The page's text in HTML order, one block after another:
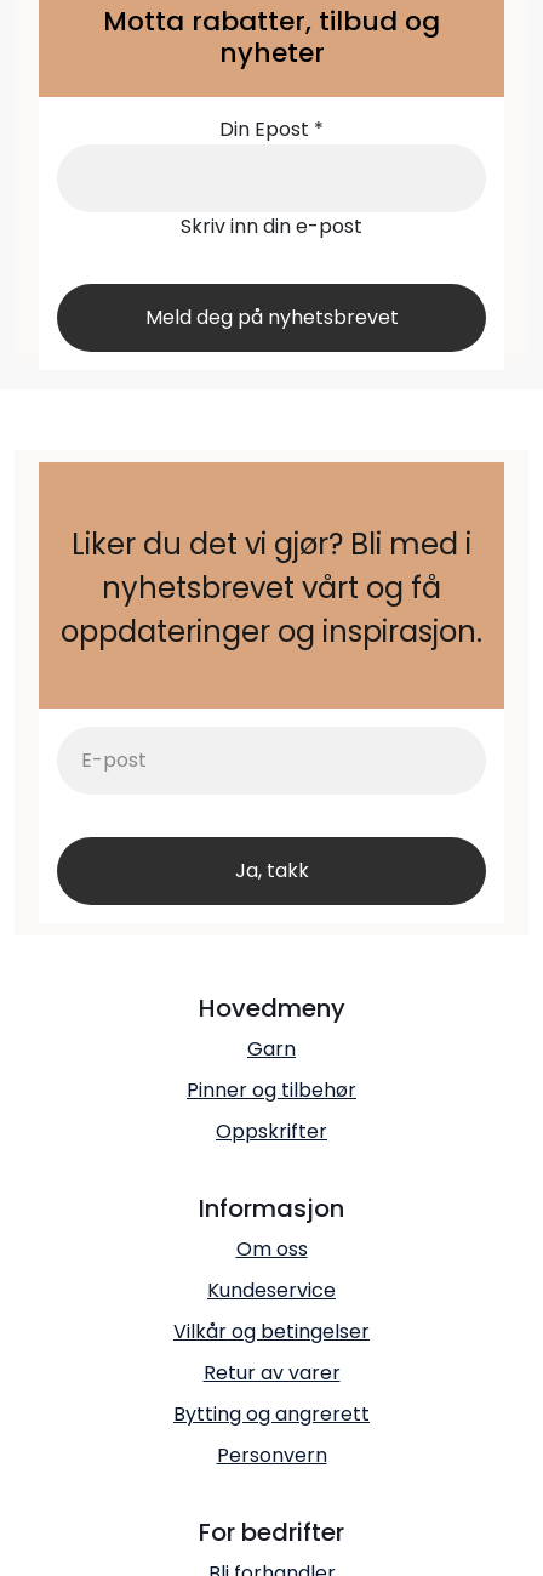
Motta rabatter, tilbud og
nyheter
Din Epost *
Skriv inn din e-post
Liker du det vi gjør? Bli med i
nyhetsbrevet vårt og få
oppdateringer og inspirasjon.
Hovedmeny
Garn
Pinner og tilbehør
Oppskrifter
Informasjon
Om oss
Kundeservice
Vilkår og betingelser
Retur av varer
Bytting og angrerett
Personvern
For bedrifter